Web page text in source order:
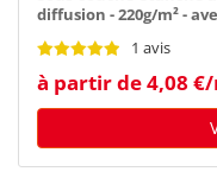
diffusion - 220g/m² -
1 avis
à partir de 4,08 €/